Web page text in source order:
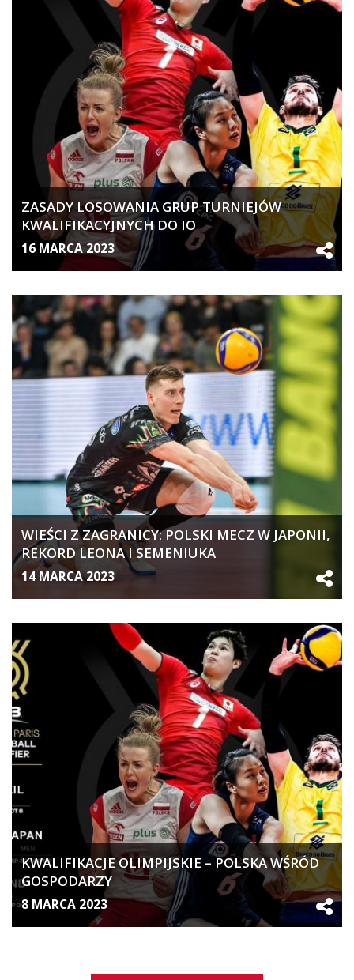
ZASADY LOSOWANIA GRUP TURNIEJÓW
KWALIFIKACYJNYCH DO IO
16 MARCA 2023
WIEŚCI Z ZAGRANICY: POLSKI MECZ W JAPONII,
REKORD LEONA I SEMENIUKA
14 MARCA 2023
KWALIFIKACJE OLIMPIJSKIE – POLSKA WŚRÓD
GOSPODARZY
8 MARCA 2023